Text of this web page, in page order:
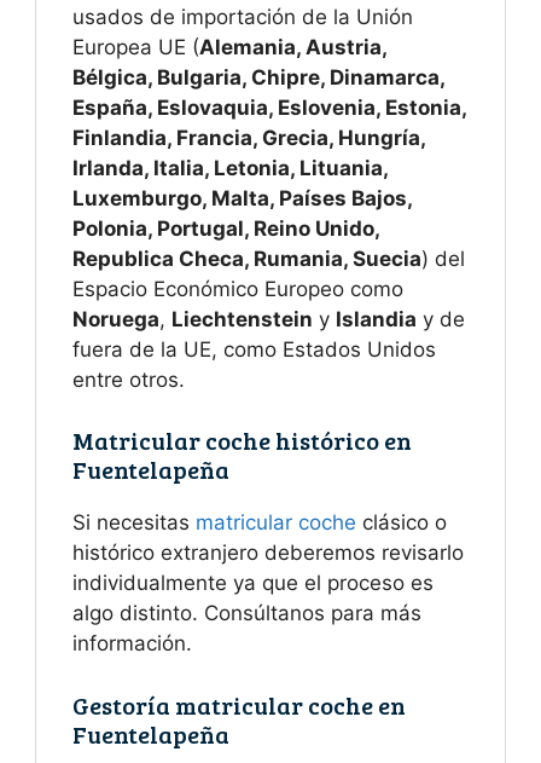
usados de importación de la Unión
Europea UE (Alemania, Austria,
Bélgica, Bulgaria, Chipre, Dinamarca,
España, Eslovaquia, Eslovenia, Estonia,
Finlandia, Francia, Grecia, Hungría,
Irlanda, Italia, Letonia, Lituania,
Luxemburgo, Malta, Países Bajos,
Polonia, Portugal, Reino Unido,
Republica Checa, Rumania, Suecia) del
Espacio Económico Europeo como
Noruega, Liechtenstein y Islandia y de
fuera de la UE, como Estados Unidos
entre otros.
Matricular coche histórico en
Fuentelapeña
Si necesitas matricular coche clásico o
histórico extranjero deberemos revisarlo
individualmente ya que el proceso es
algo distinto. Consúltanos para más
información.
Gestoría matricular coche en
Fuentelapeña